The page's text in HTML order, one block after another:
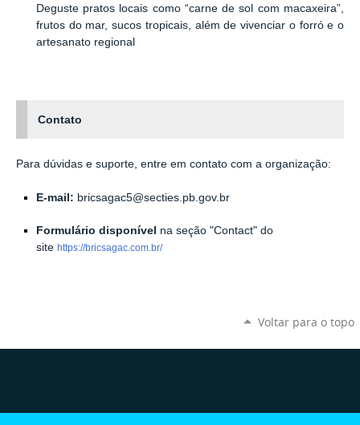
Deguste pratos locais como “carne de sol com macaxeira”,
frutos do mar, sucos tropicais, além de vivenciar o forró e o
artesanato regional
Contato
Para dúvidas e suporte, entre em contato com a organização:
E-mail: bricsagac5@secties.pb.gov.br
Formulário disponível na seção "Contact" do
site https://bricsagac.com.br/
Voltar para o topo